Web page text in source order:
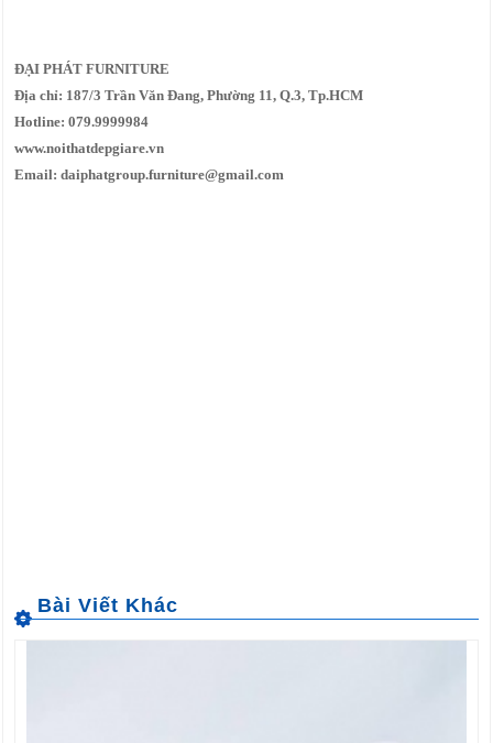
ĐẠI PHÁT FURNITURE
Địa chỉ: 187/3 Trần Văn Đang, Phường 11, Q.3, Tp.HCM
Hotline: 079.9999984
www.noithatdepgiare.vn
Email: daiphatgroup.furniture@gmail.com